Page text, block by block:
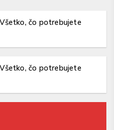
čo potrebujete
čo potrebujete